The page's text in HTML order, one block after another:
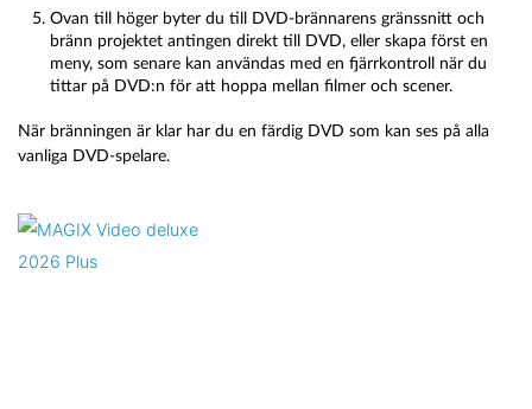
Ovan till höger byter du till DVD-brännarens gränssnitt och
bränn projektet antingen direkt till DVD, eller skapa först en
meny, som senare kan användas med en fjärrkontroll när du
tittar på DVD:n för att hoppa mellan filmer och scener.
När bränningen är klar har du en färdig DVD som kan ses på alla
vanliga DVD-spelare.